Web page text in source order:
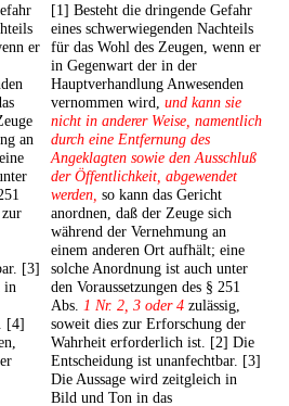
er
an
[3]
in
[4]
[1] Besteht die dringende Gefahr
eines schwerwiegenden Nachteils
für das Wohl des Zeugen, wenn er
in Gegenwart der in der
Hauptverhandlung Anwesenden
vernommen wird, und kann sie
nicht in anderer Weise, namentlich
durch eine Entfernung des
Angeklagten sowie den Ausschluß
der Öffentlichkeit, abgewendet
werden, so kann das Gericht
anordnen, daß der Zeuge sich
während der Vernehmung an
einem anderen Ort aufhält; eine
solche Anordnung ist auch unter
den Voraussetzungen des § 251
Abs. 1 Nr. 2, 3 oder 4 zulässig,
soweit dies zur Erforschung der
Wahrheit erforderlich ist. [2] Die
Entscheidung ist unanfechtbar. [3]
Die Aussage wird zeitgleich in
Bild und Ton in das